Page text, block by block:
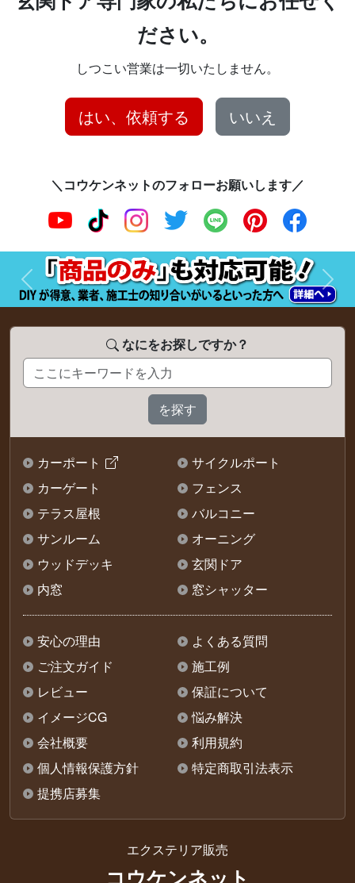
ださい。
しつこい営業は一切いたしません。
はい、依頼する いいえ
＼コウケンネットのフォローお願いします／
前へ 次へ
なにをお探しですか？
カーポート
サイクルポート
カーゲート
フェンス
テラス屋根
バルコニー
サンルーム
オーニング
ウッドデッキ
玄関ドア
内窓
窓シャッター
安心の理由
よくある質問
ご注文ガイド
施工例
レビュー
保証について
イメージCG
悩み解決
会社概要
利用規約
個人情報保護方針
特定商取引法表示
提携店募集
エクステリア販売
コウケンネット